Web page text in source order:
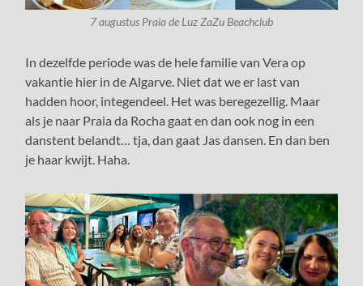
7 augustus Praia de Luz ZaZu Beachclub
In dezelfde periode was de hele familie van Vera op
vakantie hier in de Algarve. Niet dat we er last van
hadden hoor, integendeel. Het was beregezellig. Maar
als je naar Praia da Rocha gaat en dan ook nog in een
danstent belandt… tja, dan gaat Jas dansen. En dan ben
je haar kwijt. Haha.